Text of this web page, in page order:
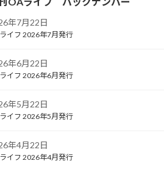
年7月22日
イフ 2026年7月発行
年6月22日
イフ 2026年6月発行
年5月22日
イフ 2026年5月発行
年4月22日
イフ 2026年4月発行